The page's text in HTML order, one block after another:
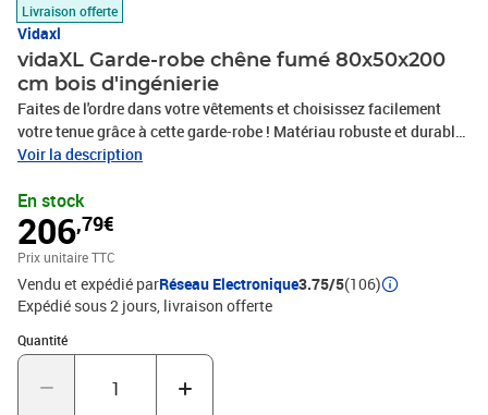
Livraison offerte
Vidaxl
vidaXL Garde-robe chêne fumé 80x50x200
cm bois d'ingénierie
Faites de l'ordre dans votre vêtements et choisissez facilement
votre tenue grâce à cette garde-robe ! Matériau robuste et durable :
le bois d'ingénierie est d'une qualité exceptionnelle avec une
résistance à l'humidité.Grand espace de rangement : cette armoire
de couloir avec 2 compartiments offre un grand espace de
rangement pour vos vêtements, chapeaux, gants ou autres articles
essentiels.Design élégant et compact : grâce à ses lignes épurées
et à son design minimaliste, l'armoire s'intègre parfaitement à
votre pièce et elle est également parfaite pour les petits espaces
grâce à sa taille compacte. Attention :Pour éviter qu'il ne bascule,
ce produit doit être utilisé avec le dispositif de fixation murale
fourni.Couleur : chêne fuméMatériau : bois d'ingénierieDimensions
Voir la description
En stock
206,79€
Prix unitaire TTC
Vendu et expédié parRéseau Electronique3.75/5(106)
Expédié sous 2 jours livraison offerte
Quantité
Quantité : 1